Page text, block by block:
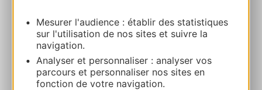
Mesurer l'audience : établir des statistiques
sur l'utilisation de nos sites et suivre la
navigation.
Analyser et personnaliser : analyser vos
parcours et personnaliser nos sites en
fonction de votre navigation.
Site internet
AJOUTER
AU CARNET